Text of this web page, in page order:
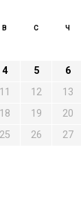
В С Ч
4 5 6
11 12 13
18 19 20
25 26 27